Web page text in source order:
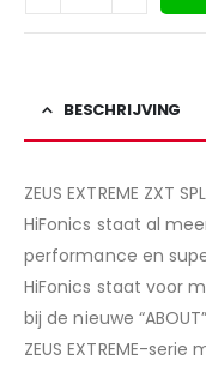
BESCHRIJVING
ZEUS EXTREME ZXTSPL
HiFonics staat al
performance en
HiFonics staat voor
bij de nieuwe
ZEUSEXTREME-serie